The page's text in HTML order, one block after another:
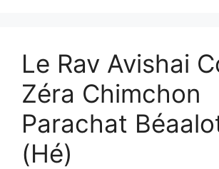
Le Rav Avishai
Zéra Chimchon
Parachat
(Hé)